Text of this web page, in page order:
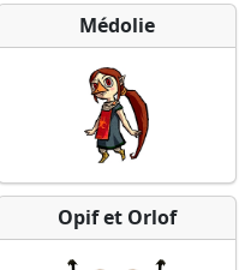
Médolie
Opif et Orlof